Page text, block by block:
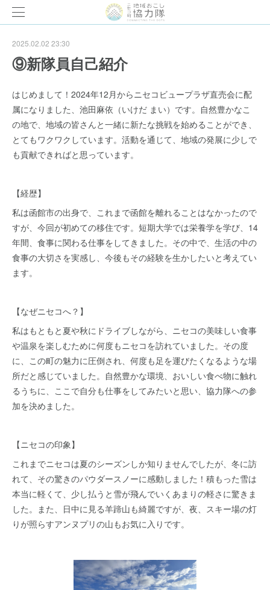
2025.02.02 23:30
⑨新隊員自己紹介
はじめまして！2024年12月からニセコビュープラザ直売会に配
属になりました、池田麻依（いけだ まい）です。自然豊かなこ
の地で、地域の皆さんと一緒に新たな挑戦を始めることができ、
とてもワクワクしています。活動を通じて、地域の発展に少しで
も貢献できればと思っています。
【経歴】
私は函館市の出身で、これまで函館を離れることはなかったので
すが、今回が初めての移住です。短期大学では栄養学を学び、14
年間、食事に関わる仕事をしてきました。その中で、生活の中の
食事の大切さを実感し、今後もその経験を生かしたいと考えてい
ます。
【なぜニセコへ？】
私はもともと夏や秋にドライブしながら、ニセコの美味しい食事
や温泉を楽しむために何度もニセコを訪れていました。その度
に、この町の魅力に圧倒され、何度も足を運びたくなるような場
所だと感じていました。自然豊かな環境、おいしい食べ物に触れ
るうちに、ここで自分も仕事をしてみたいと思い、協力隊への参
加を決めました。
【ニセコの印象】
これまでニセコは夏のシーズンしか知りませんでしたが、冬に訪
れて、その驚きのパウダースノーに感動しました！積もった雪は
本当に軽くて、少し払うと雪が飛んでいくあまりの軽さに驚きま
した。また、日中に見る羊蹄山も綺麗ですが、夜、スキー場の灯
りが照らすアンヌプリの山もお気に入りです。